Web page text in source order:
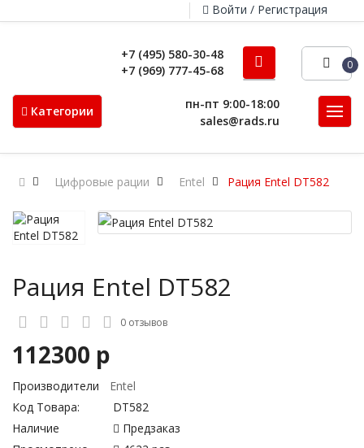
Войти / Регистрация
+7 (495) 580-30-48
+7 (969) 777-45-68
0
Категории
пн-пт 9:00-18:00
sales@rads.ru
Цифровые рации Entel Рация Entel DT582
Рация Entel DT582
0 отзывов
112300 р
Производители
Entel
Код Товара:
DT582
Наличие
Предзаказ